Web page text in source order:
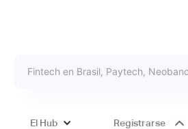
El Hub Registrarse